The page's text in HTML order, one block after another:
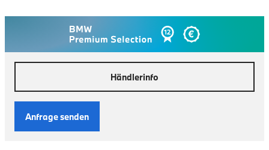
Händlerinfo
Anfrage senden